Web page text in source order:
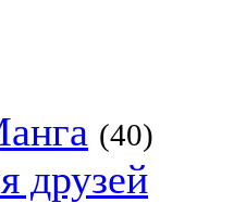
(40)
друзей